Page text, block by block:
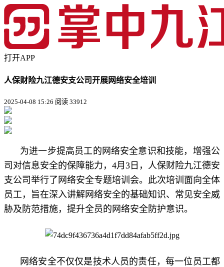
打开APP
人保财险九江德安支公司开展网络安全培训
2025-04-08 15:26 阅读 33912
为进一步提高员工的网络安全意识和技能，增强公
司对信息安全的保障能力，4月3日，人保财险九江德安
支公司举行了网络安全专题培训会。此次培训面向全体
员工，旨在深入讲解网络安全的基础知识、常见安全威
胁及防范措施，提升全员的网络安全防护意识。
网络安全不仅仅是技术人员的责任，每一位员工都